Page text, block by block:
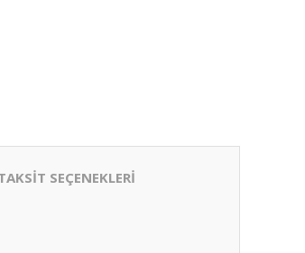
SEÇENEKLERİ